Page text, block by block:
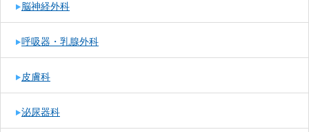
脳神経外科
呼吸器・乳腺外科
皮膚科
泌尿器科